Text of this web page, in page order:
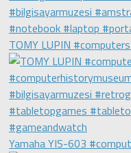
TOMY LUPIN
Yamaha YIS-603